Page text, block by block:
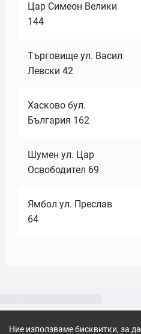
Цар Симеон Велики
144
Търговище ул. Васил
Левски 42
Хасково бул.
България 162
Шумен ул. Цар
Освободител 69
Ямбол ул. Преслав
64
Ние използваме бисквитки, за да